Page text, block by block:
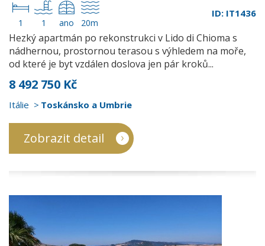
1 1 ano 20m
ID: IT1436
Hezký apartmán po rekonstrukci v Lido di Chioma s
nádhernou, prostornou terasou s výhledem na moře,
od které je byt vzdálen doslova jen pár kroků...
8 492 750 Kč
Itálie Toskánsko a Umbrie
Zobrazit detail